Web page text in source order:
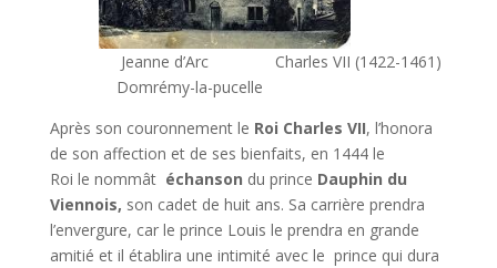
Jeanne d’Arc Charles VII (1422-1461)
Domrémy-la-pucelle
Après son couronnement le Roi Charles VII, l’honora
de son affection et de ses bienfaits, en 1444 le
Roi le nommât échanson du prince Dauphin du
Viennois, son cadet de huit ans. Sa carrière prendra
l’envergure, car le prince Louis le prendra en grande
amitié et il établira une intimité avec le prince qui dura